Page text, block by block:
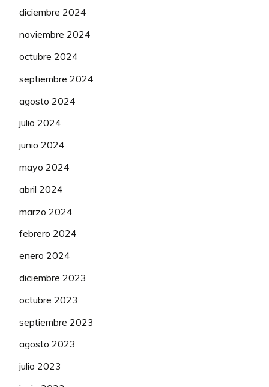
diciembre 2024
noviembre 2024
octubre 2024
septiembre 2024
agosto 2024
julio 2024
junio 2024
mayo 2024
abril 2024
marzo 2024
febrero 2024
enero 2024
diciembre 2023
octubre 2023
septiembre 2023
agosto 2023
julio 2023